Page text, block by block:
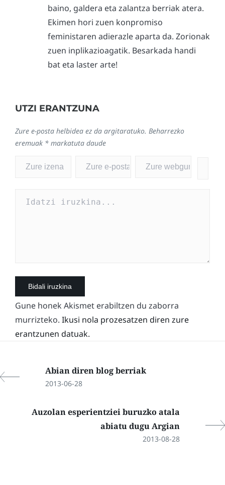
baino, galdera eta zalantza berriak atera.
Ekimen hori zuen konpromiso
feministaren adierazle aparta da. Zorionak
zuen inplikazioagatik. Besarkada handi
bat eta laster arte!
UTZI ERANTZUNA
Zure e-posta helbidea ez da argitaratuko. Beharrezko
eremuak * markatuta daude
Gune honek Akismet erabiltzen du zaborra
murrizteko. Ikusi nola prozesatzen diren zure
erantzunen datuak.
Abian diren blog berriak
2013-06-28
Auzolan esperientziei buruzko atala
abiatu dugu Argian
2013-08-28